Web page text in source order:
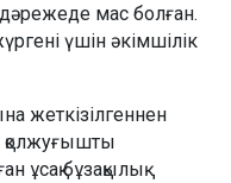
мас болған.
үшін әкімшілік
жеткізілгеннен
ұсақ бұзақылық